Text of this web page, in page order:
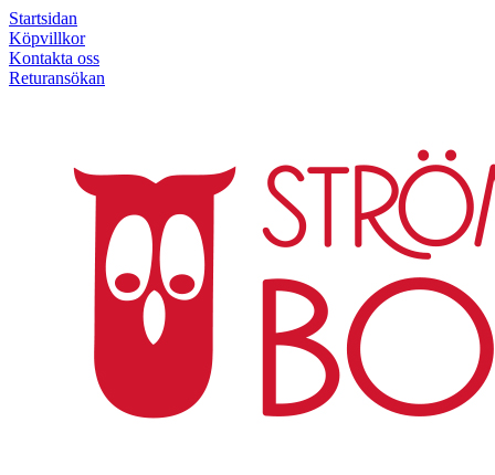
Startsidan
Köpvillkor
Kontakta oss
Returansökan